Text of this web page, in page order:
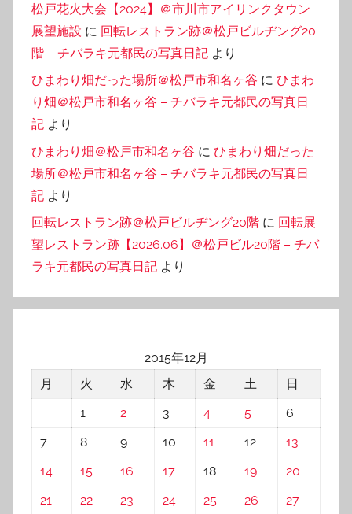
松戸花火大会【2024】＠市川市アイリンクタウン
展望施設 に 回転レストラン跡＠松戸ビルヂング20
階 – チバラキ元都民の写真日記 より
ひまわり畑だった場所＠松戸市和名ヶ谷 に ひまわ
り畑＠松戸市和名ヶ谷 – チバラキ元都民の写真日
記 より
ひまわり畑＠松戸市和名ヶ谷 に ひまわり畑だった
場所＠松戸市和名ヶ谷 – チバラキ元都民の写真日
記 より
回転レストラン跡＠松戸ビルヂング20階 に 回転展
望レストラン跡【2026.06】＠松戸ビル20階 – チバ
ラキ元都民の写真日記 より
2015年12月
月
火 水 木 金 土
日
1
2 3 4 5
6
7
8 9 10 11 12
13
14
15 16 17 18 19
20
21
22 23 24 25 26 27